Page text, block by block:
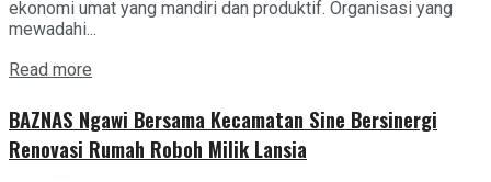
ekonomi umat yang mandiri dan produktif. Organisasi yang
mewadahi...
Read more
BAZNAS Ngawi Bersama Kecamatan Sine Bersinergi
Renovasi Rumah Roboh Milik Lansia